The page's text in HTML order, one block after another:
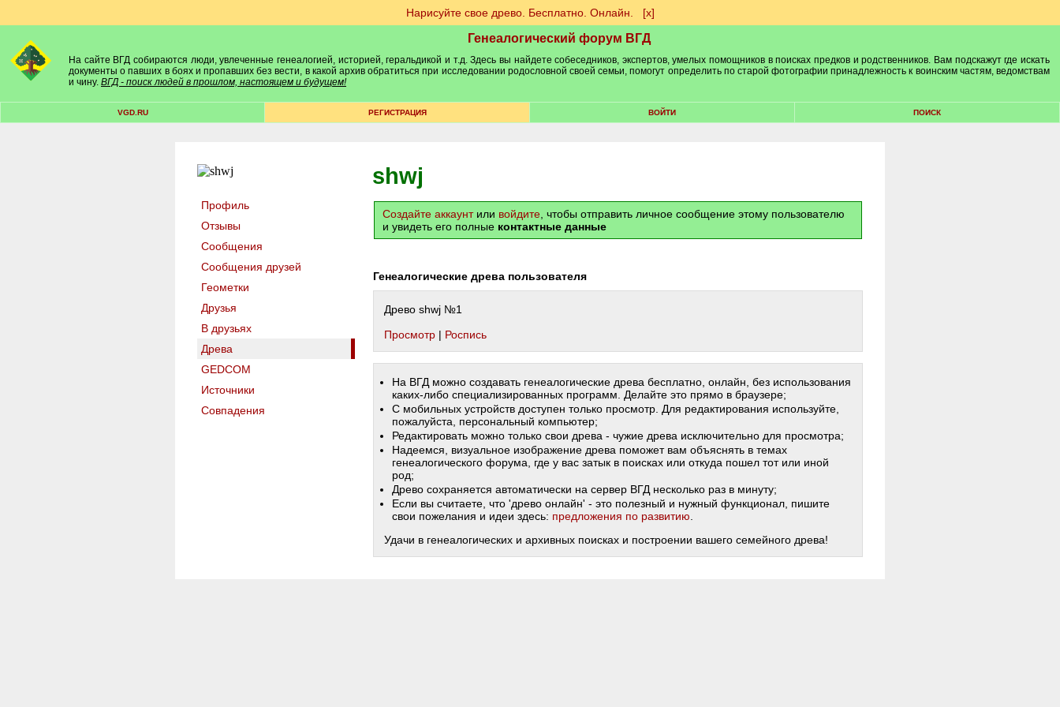
Нарисуйте свое древо. Бесплатно. Онлайн. [х]
Генеалогический форум ВГД
На сайте ВГД собираются люди, увлеченные генеалогией, историей, геральдикой и т.д. Здесь вы найдете собеседников, экспертов, умелых помощников в поисках предков и родственников. Вам подскажут где искать
документы о павших в боях и пропавших без вести, в какой архив обратиться при исследовании родословной своей семьи, помогут определить по старой фотографии принадлежность к воинским частям, ведомствам
и чину. ВГД - поиск людей в прошлом, настоящем и будущем!
VGD.RU РЕГИСТРАЦИЯ ВОЙТИ ПОИСК
Профиль
Отзывы
Сообщения
Сообщения друзей
Геометки
Друзья
В друзьях
Древа
GEDCOM
Источники
Совпадения
shwj
Создайте аккаунтили войдите , чтобы отправить личное сообщение этому пользователю
и увидеть его полные контактные данные
Генеалогические древа пользователя
Древо shwj №1
Просмотр | Роспись
На ВГД можно создавать генеалогические древа бесплатно, онлайн, без использования
каких-либо специализированных программ. Делайте это прямо в браузере;
С мобильных устройств доступен только просмотр. Для редактирования используйте,
пожалуйста, персональный компьютер;
Редактировать можно только свои древа - чужие древа исключительно для просмотра;
Надеемся, визуальное изображение древа поможет вам объяснять в темах
генеалогического форума, где у вас затык в поисках или откуда пошел тот или иной
род;
Древо сохраняется автоматически на сервер ВГД несколько раз в минуту;
Если вы считаете, что 'древо онлайн' - это полезный и нужный функционал, пишите
свои пожелания и идеи здесь: предложения по развитию
Удачи в генеалогических и архивных поисках и построении вашего семейного древа!